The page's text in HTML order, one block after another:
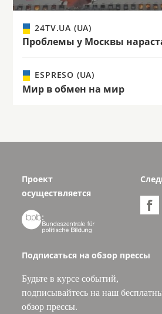
24TV.UA (UA)
Проблемы у Москвы
ESPRESO (UA)
Мир в обмен на мир
Проект
осуществляется


Подписаться на обзор прессы
Будьте в курсе событий,
подписывайтесь на наш
обзор прессы.